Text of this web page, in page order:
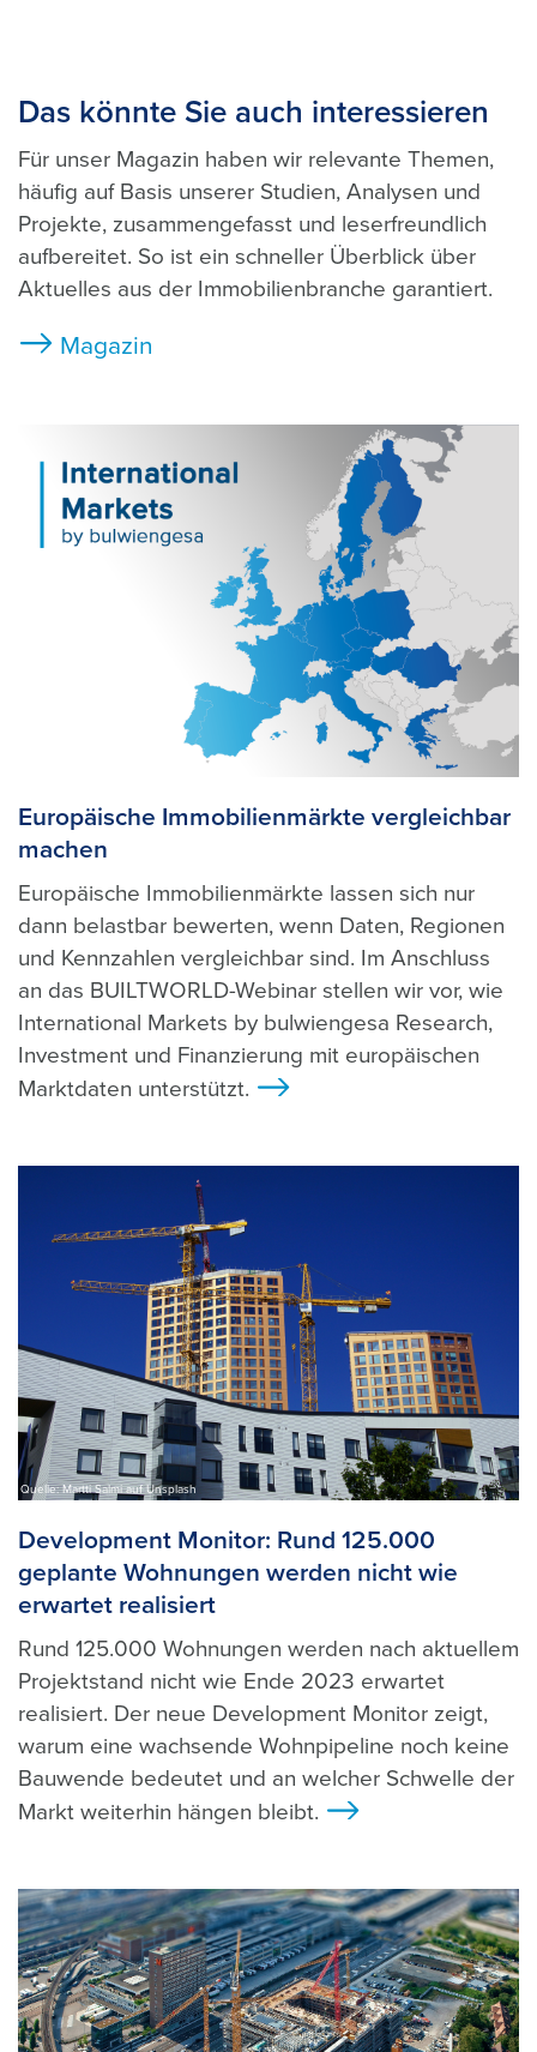
Das könnte Sie auch interessieren
Für unser Magazin haben wir relevante Themen,
häufig auf Basis unserer Studien, Analysen und
Projekte, zusammengefasst und leserfreundlich
aufbereitet. So ist ein schneller Überblick über
Aktuelles aus der Immobilienbranche garantiert.
Magazin
Europäische Immobilienmärkte vergleichbar
machen
Europäische Immobilienmärkte lassen sich nur
dann belastbar bewerten, wenn Daten, Regionen
und Kennzahlen vergleichbar sind. Im Anschluss
an das BUILTWORLD-Webinar stellen wir vor, wie
International Markets by bulwiengesa Research,
Investment und Finanzierung mit europäischen
Marktdaten unterstützt.
Quelle: Martti Salmi auf Unsplash
Development Monitor: Rund 125.000
geplante Wohnungen werden nicht wie
erwartet realisiert
Rund 125.000 Wohnungen werden nach aktuellem
Projektstand nicht wie Ende 2023 erwartet
realisiert. Der neue Development Monitor zeigt,
warum eine wachsende Wohnpipeline noch keine
Bauwende bedeutet und an welcher Schwelle der
Markt weiterhin hängen bleibt.